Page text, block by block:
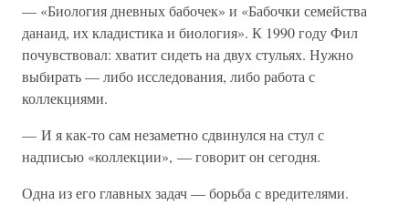
— «Биология дневных бабочек» и «Бабочки семейства
данаид, их кладистика и биология». К 1990 году Фил
почувствовал: хватит сидеть на двух стульях. Нужно
выбирать — либо исследования, либо работа с
коллекциями.
— И я как-то сам незаметно сдвинулся на стул с
надписью «коллекции», — говорит он сегодня.
Одна из его главных задач — борьба с вредителями.